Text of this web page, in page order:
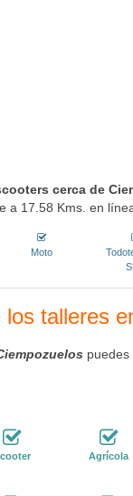
cerca de
a 17.58 Kms. en
Moto
talleres
puedes
Agrícola